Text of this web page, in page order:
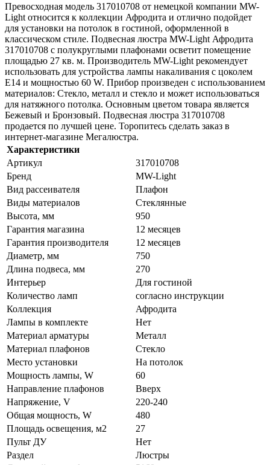
Превосходная модель 317010708 от немецкой компании MW-
Light относится к коллекции Афродита и отлично подойдет
для установки на потолок в гостиной, оформленной в
классическом стиле. Подвесная люстра MW-Light Афродита
317010708 с полукруглыми плафонами осветит помещение
площадью 27 кв. м. Производитель MW-Light рекомендует
использовать для устройства лампы накаливания с цоколем
E14 и мощностью 60 W. Прибор произведен с использованием
материалов: Стекло, металл и стекло и может использоваться
для натяжного потолка. Основным цветом товара является
Бежевый и Бронзовый. Подвесная люстра 317010708
продается по лучшей цене. Торопитесь сделать заказ в
интернет-магазине Мегалюстра.
Характеристики
Артикул
317010708
Бренд
MW-Light
Вид рассеивателя
Плафон
Виды материалов
Стеклянные
Высота, мм
950
Гарантия магазина
12 месяцев
Гарантия производителя
12 месяцев
Диаметр, мм
750
Длина подвеса, мм
270
Интерьер
Для гостиной
Количество ламп
согласно инструкции
Коллекция
Афродита
Лампы в комплекте
Нет
Материал арматуры
Металл
Материал плафонов
Стекло
Место установки
На потолок
Мощность лампы, W
60
Направление плафонов
Вверх
Напряжение, V
220-240
Общая мощность, W
480
Площадь освещения, м2
27
Пульт ДУ
Нет
Раздел
Люстры